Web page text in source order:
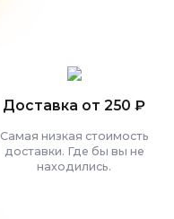
Доставка от 250 ₽
Самая низкая стоимость
доставки. Где бы вы не
находились.